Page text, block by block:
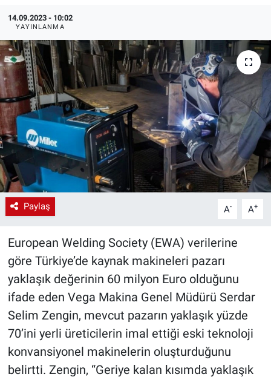
14.09.2023 - 10:02
YAYINLANMA
Paylaş A- A+
European Welding Society (EWA) verilerine
göre Türkiye’de kaynak makineleri pazarı
yaklaşık değerinin 60 milyon Euro olduğunu
ifade eden Vega Makina Genel Müdürü Serdar
Selim Zengin, mevcut pazarın yaklaşık yüzde
70’ini yerli üreticilerin imal ettiği eski teknoloji
konvansiyonel makinelerin oluşturduğunu
belirtti. Zengin, “Geriye kalan kısımda yaklaşık
Ağır Sanayi Çözümleri